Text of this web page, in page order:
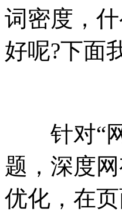
词密度，
好呢?下面
针对“网
题，深度
优化，在